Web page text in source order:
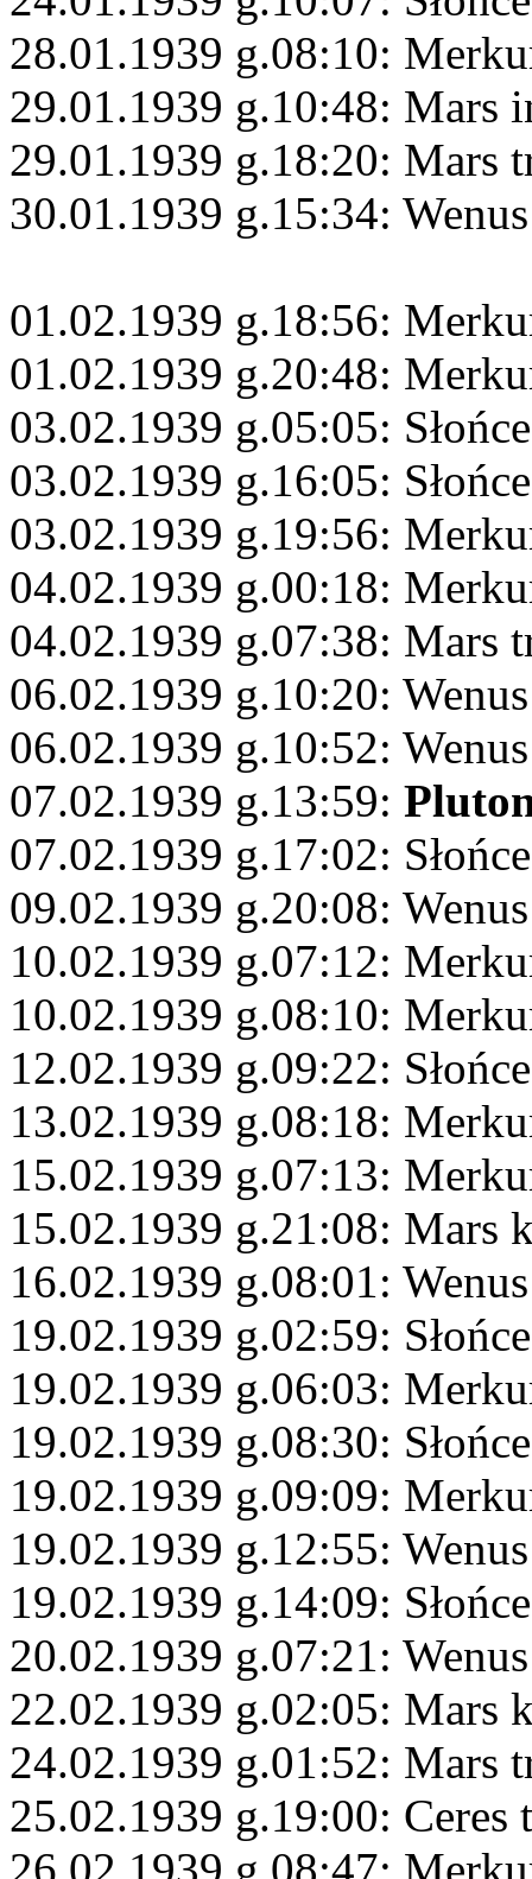
28.01.1939 g.08:10:
29.01.1939 g.10:48: Mars
29.01.1939 g.18:20: Mars
30.01.1939 g.15:34:
01.02.1939 g.18:56:
01.02.1939 g.20:48:
03.02.1939 g.05:05:
03.02.1939 g.16:05:
03.02.1939 g.19:56:
04.02.1939 g.00:18:
04.02.1939 g.07:38: Mars
06.02.1939 g.10:20:
06.02.1939 g.10:52:
07.02.1939 g.13:59:
07.02.1939 g.17:02:
09.02.1939 g.20:08:
10.02.1939 g.07:12:
10.02.1939 g.08:10:
12.02.1939 g.09:22:
13.02.1939 g.08:18:
15.02.1939 g.07:13:
15.02.1939 g.21:08: Mars
16.02.1939 g.08:01:
19.02.1939 g.02:59:
19.02.1939 g.06:03:
19.02.1939 g.08:30:
19.02.1939 g.09:09:
19.02.1939 g.12:55:
19.02.1939 g.14:09:
20.02.1939 g.07:21:
22.02.1939 g.02:05: Mars
24.02.1939 g.01:52: Mars
25.02.1939 g.19:00: Ceres
26.02.1939 g.08:47: